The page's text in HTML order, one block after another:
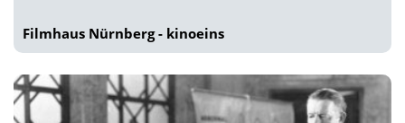
Filmhaus Nürnberg - kinoeins